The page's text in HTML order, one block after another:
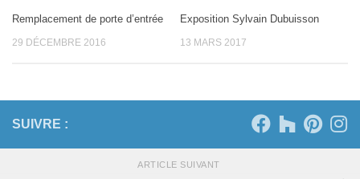
Remplacement de porte d’entrée
29 DÉCEMBRE 2016
Exposition Sylvain Dubuisson
13 MARS 2017
SUIVRE :
ARTICLE SUIVANT